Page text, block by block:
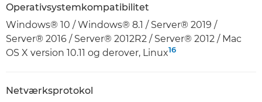
Operativsystemkompatibilitet
Windows® 10 / Windows® 8.1 / Server® 2019 /
Server® 2016 / Server® 2012R2 / Server® 2012 / Mac
OS X version 10.11 og derover, Linux16
Netværksprotokol